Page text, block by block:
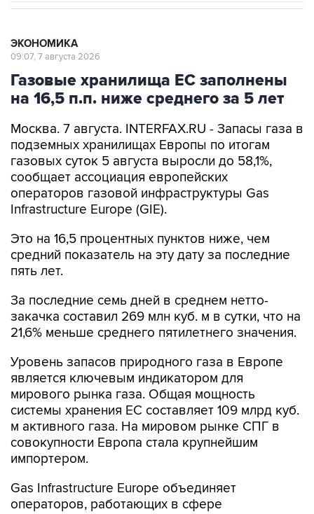
ЭКОНОМИКА
09:07, 7 августа 2026
Газовые хранилища ЕС заполнены
на 16,5 п.п. ниже среднего за 5 лет
Москва. 7 августа. INTERFAX.RU - Запасы газа в
подземных хранилищах Европы по итогам
газовых суток 5 августа выросли до 58,1%,
сообщает ассоциация европейских
операторов газовой инфраструктуры Gas
Infrastructure Europe (GIE).
Это на 16,5 процентных пунктов ниже, чем
средний показатель на эту дату за последние
пять лет.
За последние семь дней в среднем нетто-
закачка составил 269 млн куб. м в сутки, что на
21,6% меньше среднего пятилетнего значения.
Уровень запасов природного газа в Европе
является ключевым индикатором для
мирового рынка газа. Общая мощность
системы хранения ЕС составляет 109 млрд куб.
м активного газа. На мировом рынке СПГ в
совокупности Европа стала крупнейшим
импортером.
Gas Infrastructure Europe объединяет
операторов, работающих в сфере